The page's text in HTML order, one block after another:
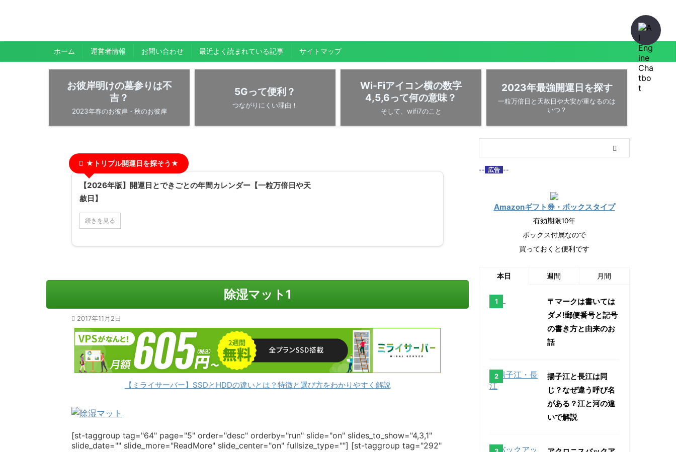
ホーム 運営者情報 お問い合わせ 最近よく読まれている記事 サイトマップ
お彼岸明けの墓参りは不
吉？
2023年春のお彼岸・秋のお彼岸
5Gって便利？
つながりにくい理由！
Wi-Fiアイコン横の数字
4,5,6って何の意味？
そして、wifi7のこと
2023年最強開運日を探す
一粒万倍日と天赦日や大安が重なるのは
いつ？
★トリプル開運日を探そう★
【2026年版】開運日とできごとの年間カレンダー【一粒万倍日や天
赦日】
続きを見る
除湿マット1
2017年11月2日
【ミライサーバー】SSDとHDDの違いとは？特徴と選び方をわかりやすく解説
[st-taggroup tag="64" page="5" order="desc" orderby="run" slide="on" slides_to_show="4,3,1"
slide_date="" slide_more="ReadMore" slide_center="on" fullsize_type=""] [st-taggroup tag="292"
-- 広告 --
Amazonギフト券・ ボックスタイプ
有効期限10年
ボックス付属なので
買っておくと便利です
本日 週間 月間
〒マークは書いては
ダメ!郵便番号と記号
の書き方と由来のお
話
揚子江と長江は同
じ？なぜ違う呼び名
がある？江と河の違
いで解説